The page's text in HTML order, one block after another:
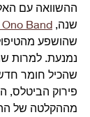
ההשוואה עם
שנה, Band
שהושפע
נמנעת. למרות
שהכיל חומר חדש
פירוק הביטלס,
מההקלטה של